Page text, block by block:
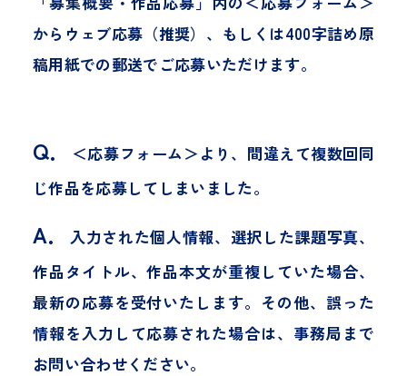
R8 募集概要・作品応募ページ
R6 入賞作品
過去の開催報告
お問合せ
からウェブ応募（推奨）、もしくは400字詰め原
稿用紙での郵送でご応募いただけます。
Q．
＜応募フォーム＞より、間違えて複数回同
じ作品を応募してしまいました。
A．
入力された個人情報、選択した課題写真、
作品タイトル、作品本文が重複していた場合、
最新の応募を受付いたします。その他、誤った
情報を入力して応募された場合は、事務局まで
お問い合わせください。